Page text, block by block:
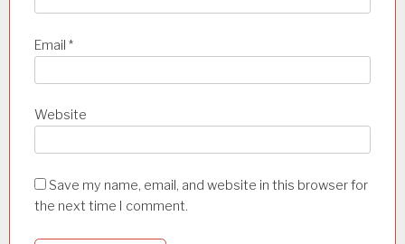
Email *
Website
Save my name, email, and website in this browser for
the next time I comment.